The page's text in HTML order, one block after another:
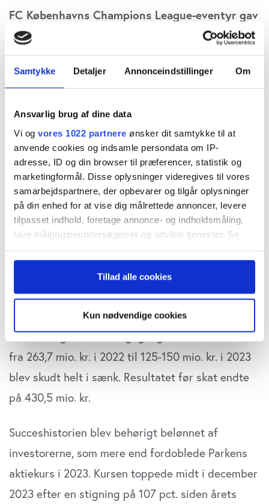
Samtykke Detaljer Annonceindstillinger Om
Ansvarlig brug af dine data
Vi og vores 1022 partnere ønsker dit samtykke til at
anvende cookies og indsamle persondata om IP-
adresse, ID og din browser til præferencer, statistik og
marketingformål. Disse oplysninger videregives til vores
samarbejdspartnere, der opbevarer og tilgår oplysninger
på din enhed for at vise dig målrettede annoncer, levere
tilpasset indhold, foretage annonce- og indholdsmåling,
lave målgruppeundersøgelser og udvikle tjenester. Se
persondatapolitik. Du kan altid trække dit samtykke
tilbage eller ændre indstillinger fra vores
"Cookiedeklaration", eller ved at trykke på "Privacy
Hvis du tillader det, vil vi også gerne:
Indsamle præcise oplysninger om din placering,
der kan være nøjagtig inden for få meter
Identificere din enhed baseret på en scanning af
dens unikke karakteristika (fingerprinting)
Vi bruger cookies til at tilpasse vores indhold og
annoncer, til at vise dig funktioner til sociale medier og til
at analysere vores trafik. Vi deler også oplysninger om
din brug af vores website med vores partnere inden for
sociale medier, annonceringspartnere og
Tillad alle cookies
Kun nødvendige cookies
FC Københavns Champions League-eventyr gav
økonomisk medvind til Parken Sport &
vejret med over 100 pct. Men efter den
det fald sætter vi spørgsmålstegn ved. Parkens
øvrige segmenter Lalandia og Parken
Ejendomme undervurderes, og vi forventer
mindst én opjustering i løbet af 2024.
2023 blev et jubelår for Parken både sportsligt og
økonomisk. Sportsligt nåede Parkens fodboldhold
før eventyret standsede med to nederlag til
Manchester C. Økonomisk leverede 2023 en
strøm af opjusteringer, så årets indledende
forventning om en tilbagegang i resultat før skat
fra 263,7 mio. kr. i 2022 til 125-150 mio. kr. i 2023
blev skudt helt i sænk. Resultatet før skat endte
på 430,5 mio. kr.
Succeshistorien blev behørigt belønnet af
investorerne, som mere end fordoblede Parkens
aktiekurs i 2023. Kursen toppede midt i december
2023 efter en stigning på 107 pct. siden årets